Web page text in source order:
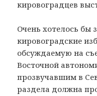
кировоградцев
Очень хотелось бы
кировоградские
обсуждаемую на
Восточной
прозвучавшим в
раздела должна